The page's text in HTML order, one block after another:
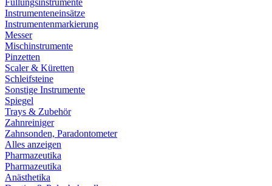
Füllungsinstrumente
Instrumenteneinsätze
Instrumentenmarkierung
Messer
Mischinstrumente
Pinzetten
Scaler & Küretten
Schleifsteine
Sonstige Instrumente
Spiegel
Trays & Zubehör
Zahnreiniger
Zahnsonden, Paradontometer
Alles anzeigen
Pharmazeutika
Pharmazeutika
Anästhetika